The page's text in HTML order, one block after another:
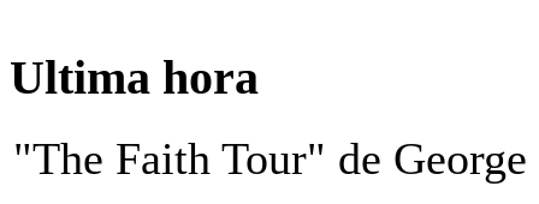
Ultima hora
"The Faith Tour" de